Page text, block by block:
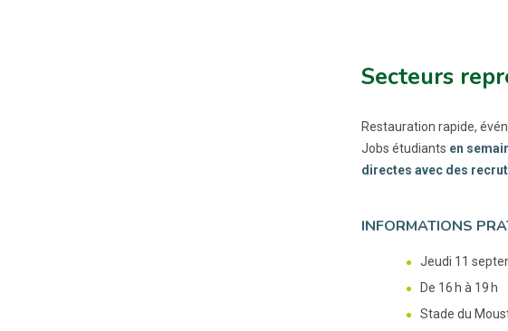
Secteurs
Restauration rapide,
Jobs étudiants en
directes avec des
INFORMATIONS
Jeudi 11
De 16 h à 19 h
Stade du